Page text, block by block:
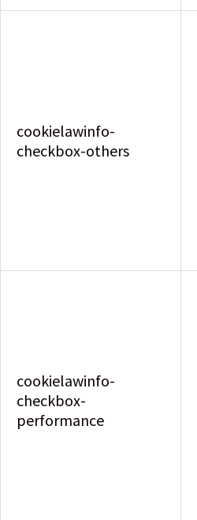
cookielawinfo-
checkbox-others
cookielawinfo-
checkbox-
performance